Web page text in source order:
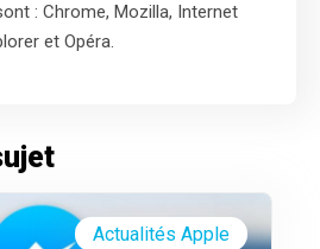
: Chrome, Mozilla, Internet
et Opéra.
Actualités Apple